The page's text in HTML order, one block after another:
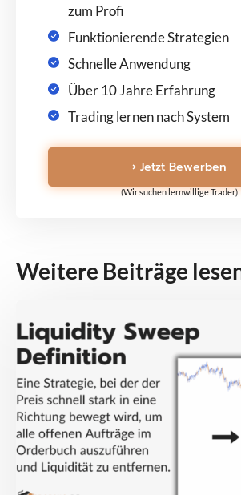
zum Profi
Funktionierende Strategien
Schnelle Anwendung
Über 10 Jahre Erfahrung
Trading lernen nach System
› Jetzt Bewerben
(Wir suchen lernwillige Trader)
Weitere Beiträge